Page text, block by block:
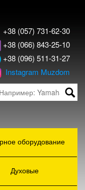
+38 (057) 731-62-30
+38 (066) 843-25-10
+38 (096) 511-31-27
Instagram Muzdom
оборудование
Духовые